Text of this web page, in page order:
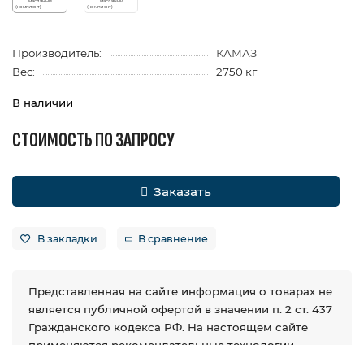
Производитель:
КАМАЗ
Вес:
2750 кг
В наличии
СТОИМОСТЬ ПО ЗАПРОСУ
Заказать
В закладки В сравнение
Представленная на сайте информация о товарах не
является публичной офертой в значении п. 2 ст. 437
Гражданского кодекса РФ. На настоящем сайте